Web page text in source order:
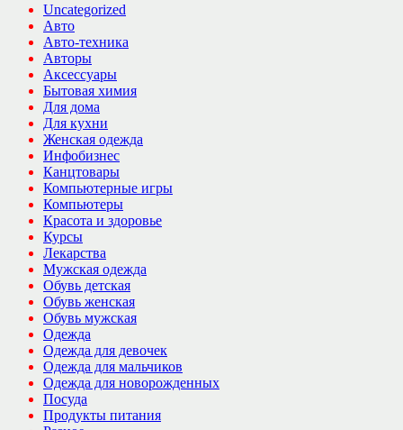
Uncategorized
Авто
Авто-техника
Авторы
Аксессуары
Бытовая химия
Для дома
Для кухни
Женская одежда
Инфобизнес
Канцтовары
Компьютерные игры
Компьютеры
Красота и здоровье
Курсы
Лекарства
Мужская одежда
Обувь детская
Обувь женская
Обувь мужская
Одежда
Одежда для девочек
Одежда для мальчиков
Одежда для новорожденных
Посуда
Продукты питания